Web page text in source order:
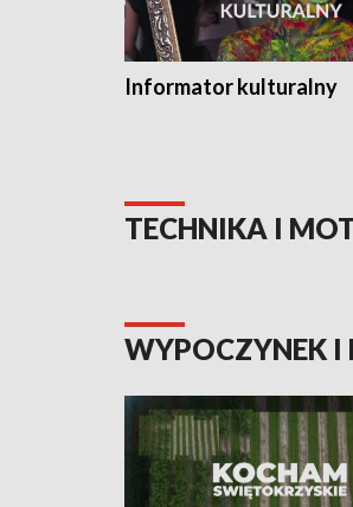
Informator kulturalny
TECHNIKA I
WYPOCZYNEK I